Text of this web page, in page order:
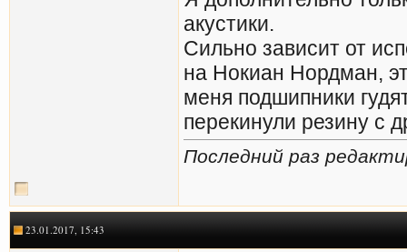
акустики.
Сильно зависит от
на Нокиан Нордман,
меня подшипники
перекинули резину с
Последний раз
23.01.2017, 15:43